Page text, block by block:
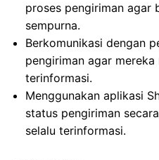
proses pengiriman agar
sempurna.
Berkomunikasi dengan
pengiriman agar
terinformasi.
Menggunakan aplikasi
status pengiriman
selalu terinformasi.